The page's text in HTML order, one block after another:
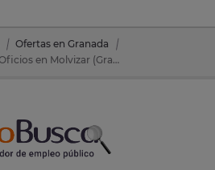
Ofertas en Granada
Oposiciones de Personal de Oficios en Molvizar (Granada)